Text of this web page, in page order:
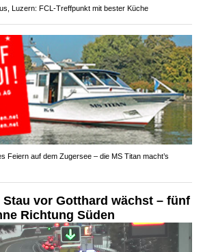
Luzern: FCL-Treffpunkt mit bester Küche
Feiern auf dem Zugersee – die MS Titan macht’s
Stau vor Gotthard wächst – fünf
Richtung Süden